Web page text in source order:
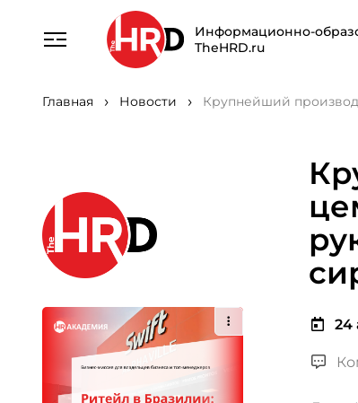
Информационно-
TheHRD.ru
Главная Новости Крупнейший
24